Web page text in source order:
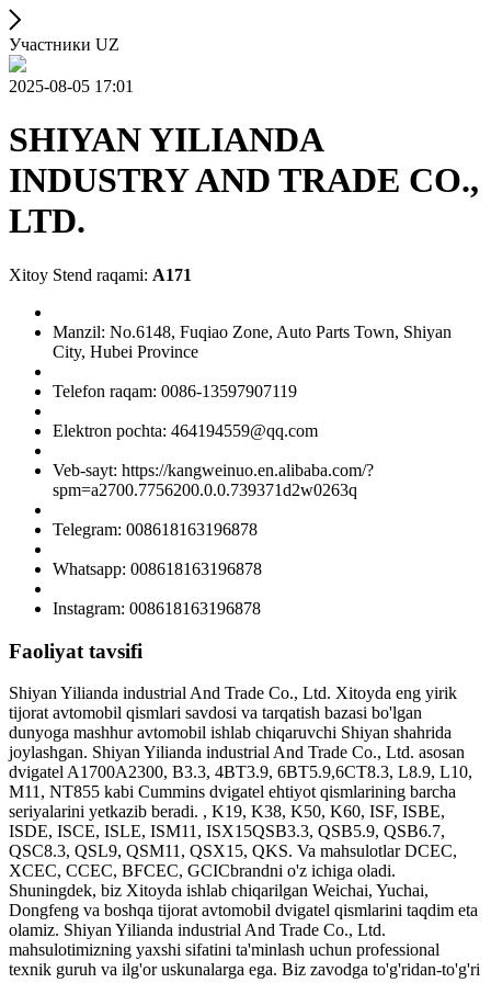
Участники UZ
2025-08-05 17:01
SHIYAN YILIANDA
INDUSTRY AND TRADE CO.,
LTD.
Xitoy Stend raqami: A171
Manzil: No.6148, Fuqiao Zone, Auto Parts Town, Shiyan
City, Hubei Province
Telefon raqam: 0086-13597907119
Elektron pochta: 464194559@qq.com
Veb-sayt: https://kangweinuo.en.alibaba.com/?
spm=a2700.7756200.0.0.739371d2w0263q
Telegram: 008618163196878
Whatsapp: 008618163196878
Instagram: 008618163196878
Faoliyat tavsifi
Shiyan Yilianda industrial And Trade Co., Ltd. Xitoyda eng yirik
tijorat avtomobil qismlari savdosi va tarqatish bazasi bo'lgan
dunyoga mashhur avtomobil ishlab chiqaruvchi Shiyan shahrida
joylashgan. Shiyan Yilianda industrial And Trade Co., Ltd. asosan
dvigatel A1700A2300, B3.3, 4BT3.9, 6BT5.9,6CT8.3, L8.9, L10,
M11, NT855 kabi Cummins dvigatel ehtiyot qismlarining barcha
seriyalarini yetkazib beradi. , K19, K38, K50, K60, ISF, ISBE,
ISDE, ISCE, ISLE, ISM11, ISX15QSB3.3, QSB5.9, QSB6.7,
QSC8.3, QSL9, QSM11, QSX15, QKS. Va mahsulotlar DCEC,
XCEC, CCEC, BFCEC, GCICbrandni o'z ichiga oladi.
Shuningdek, biz Xitoyda ishlab chiqarilgan Weichai, Yuchai,
Dongfeng va boshqa tijorat avtomobil dvigatel qismlarini taqdim eta
olamiz. Shiyan Yilianda industrial And Trade Co., Ltd.
mahsulotimizning yaxshi sifatini ta'minlash uchun professional
texnik guruh va ilg'or uskunalarga ega. Biz zavodga to'g'ridan-to'g'ri